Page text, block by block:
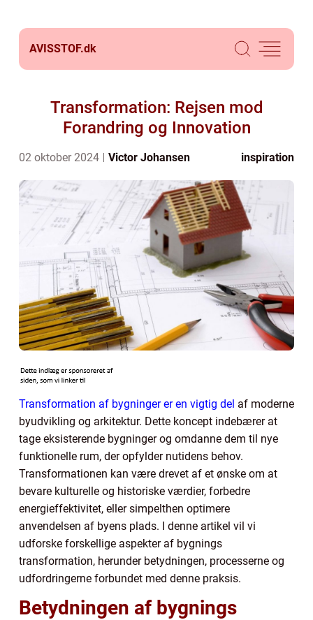
AVISSTOF.dk
Transformation: Rejsen mod
Forandring og Innovation
02 oktober 2024 Victor Johansen inspiration
Transformation af bygninger er en vigtig del af moderne
byudvikling og arkitektur. Dette koncept indebærer at
tage eksisterende bygninger og omdanne dem til nye
funktionelle rum, der opfylder nutidens behov.
Transformationen kan være drevet af et ønske om at
bevare kulturelle og historiske værdier, forbedre
energieffektivitet, eller simpelthen optimere
anvendelsen af byens plads. I denne artikel vil vi
udforske forskellige aspekter af bygnings
transformation, herunder betydningen, processerne og
udfordringerne forbundet med denne praksis.
Betydningen af bygnings